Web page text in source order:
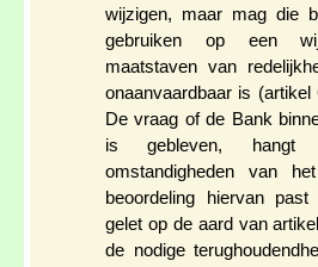
wijzigen, maar mag die
gebruiken op een
maatstaven van
onaanvaardbaar is (artikel
De vraag of de Bank
is gebleven,
omstandigheden van
beoordeling hiervan
gelet op de aard van
de nodige